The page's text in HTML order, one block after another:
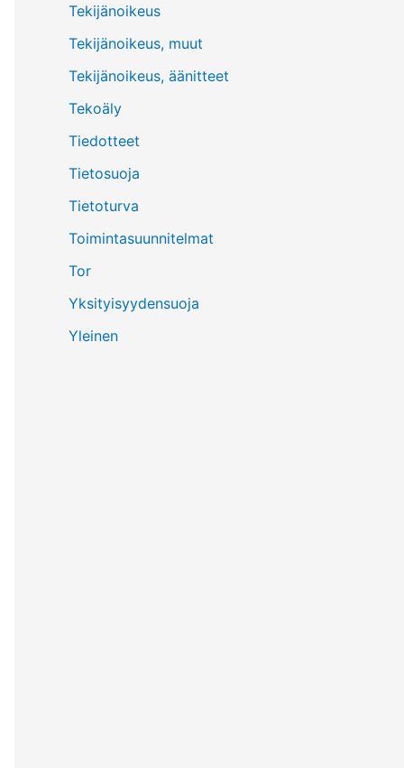
Tekijänoikeus
Tekijänoikeus, muut
Tekijänoikeus, äänitteet
Tekoäly
Tiedotteet
Tietosuoja
Tietoturva
Toimintasuunnitelmat
Tor
Yksityisyydensuoja
Yleinen